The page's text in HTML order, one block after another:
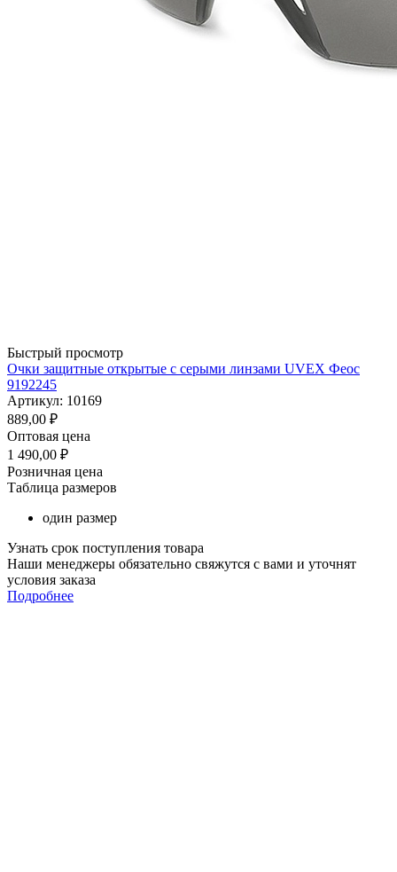
Быстрый просмотр
Очки защитные открытые с серыми линзами UVEX Феос
9192245
Артикул: 10169
889,00 ₽
Оптовая цена
1 490,00 ₽
Розничная цена
Таблица размеров
один размер
Узнать срок поступления товара
Наши менеджеры обязательно свяжутся с вами и уточнят
условия заказа
Подробнее